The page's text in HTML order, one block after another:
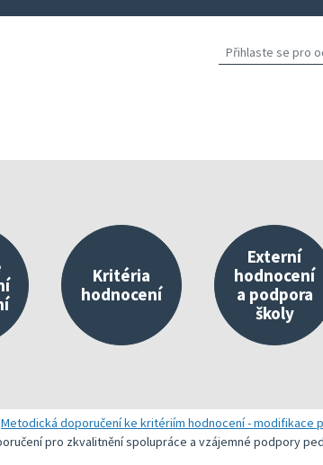
vlastního hodnocení
doporučení
akcí v InspIS DATA
InspIS DATA
Kritéria
hodnocení
Oblasti kritérií hodnocení
Struktura zobrazených kritérií
Externí
hodnocení
a podpora
školy
Realizace
Vybrané
Metodická doporučení ke kritériím hodnocení - modifikace
pro zkvalitnění spolupráce a vzájemné podpory